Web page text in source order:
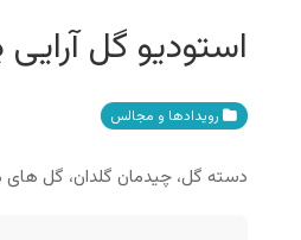
استودیو گل آرایی
رویدادها و مجالس
دسته گل، چیدمان گلدان، گل